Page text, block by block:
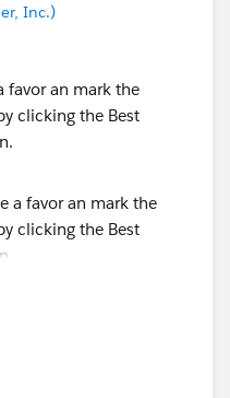
Inc.)
favor an mark the
clicking the Best